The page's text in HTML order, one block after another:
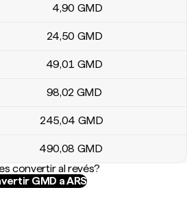
4,90 GMD
24,50 GMD
49,01 GMD
98,02 GMD
245,04 GMD
490,08 GMD
convertir al revés?
GMD a ARS